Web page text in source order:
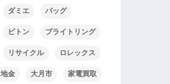
ダミエ バッグ
ビトン ブライトリング
リサイクル ロレックス
地金 大月市 家電買取